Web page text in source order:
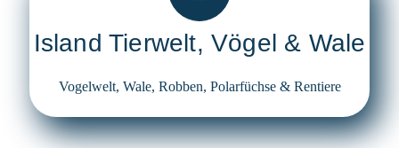
Island Tierwelt, Vögel & Wale
Vogelwelt, Wale, Robben, Polarfüchse & Rentiere